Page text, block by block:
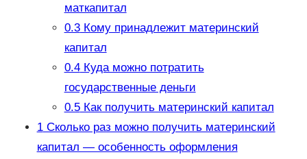
маткапитал
0.3Кому принадлежит материнский
капитал
0.4Куда можно потратить
государственные деньги
0.5Как получить материнский капитал
1Сколько раз можно получить материнский
капитал — особенность оформления